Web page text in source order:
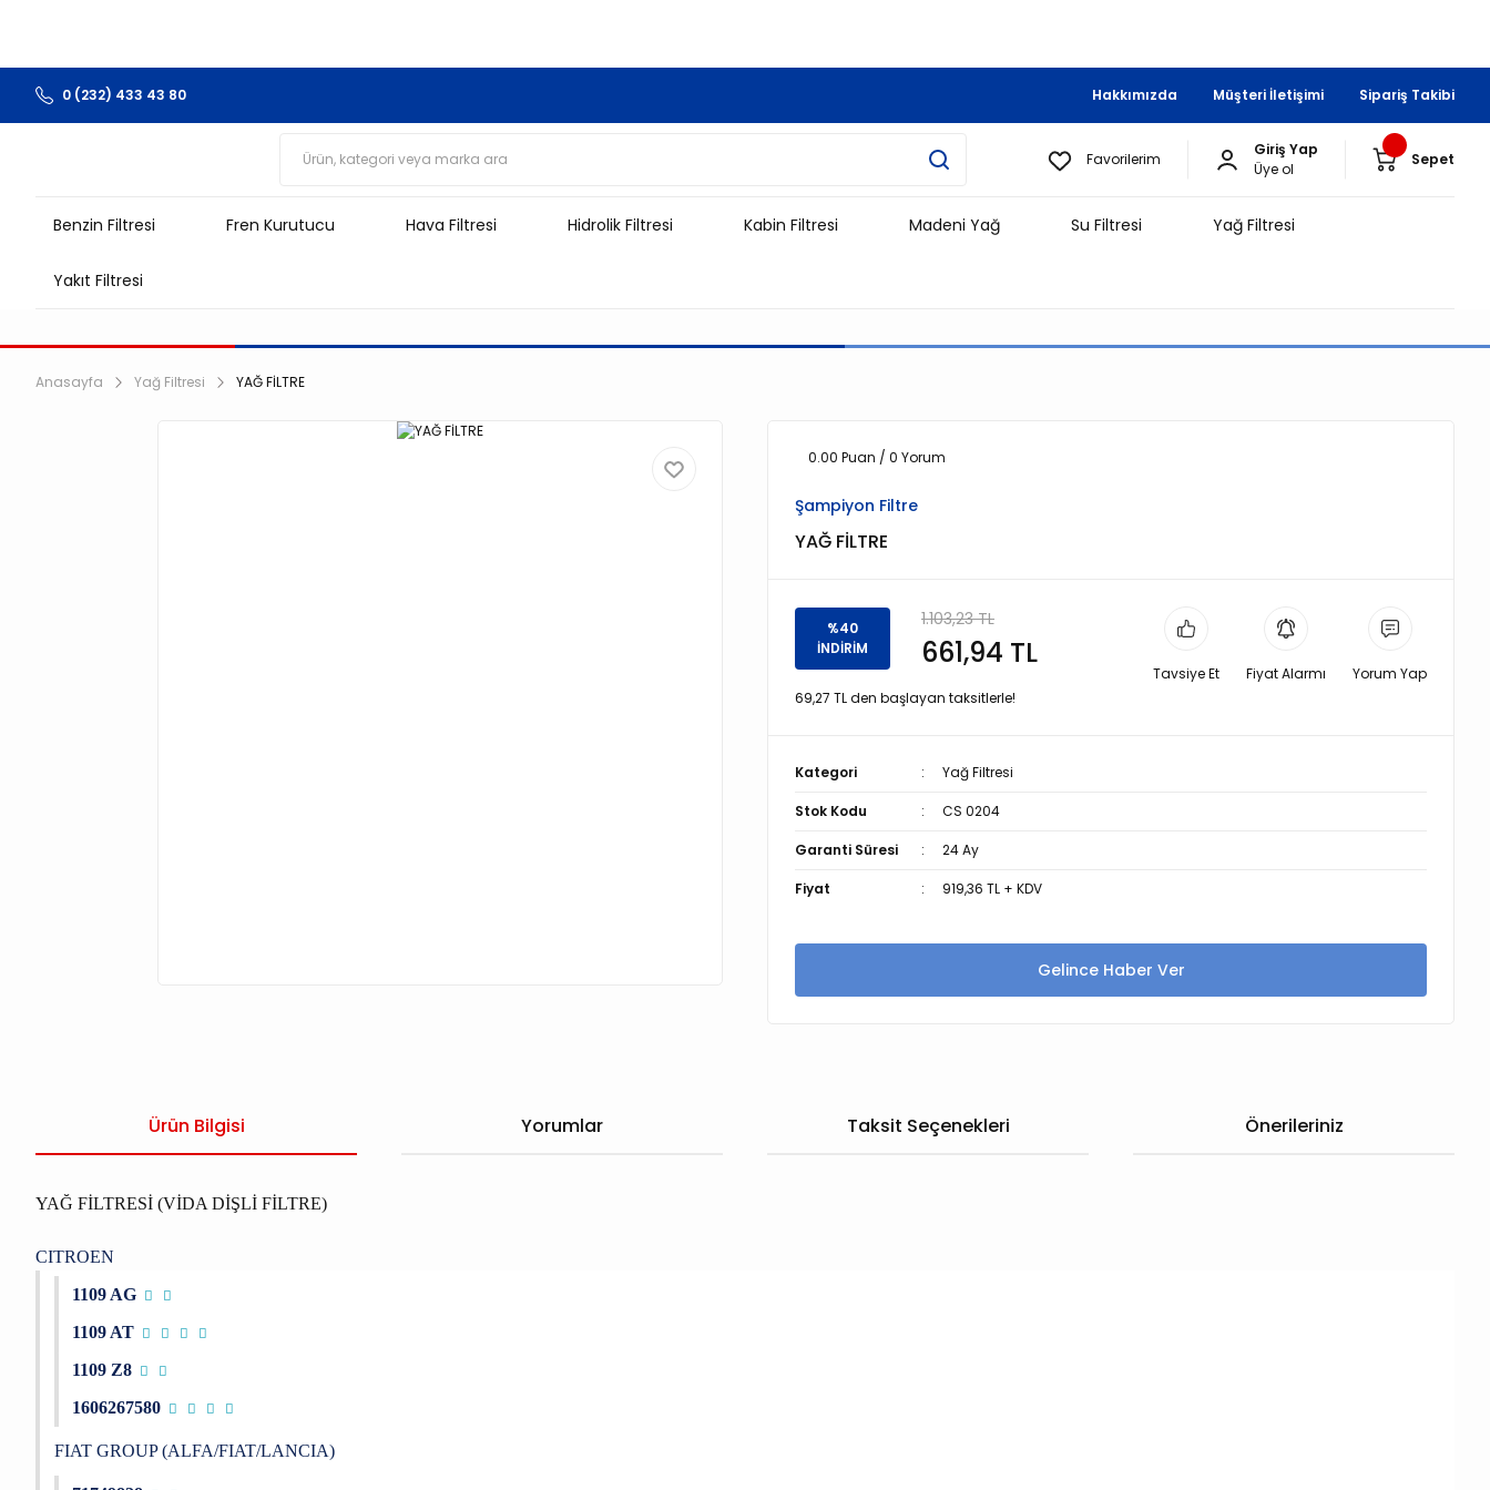
0 (232) 433 43 80 Hakkımızda Müşteri İletişimi Sipariş Takibi
Favorilerim
Giriş Yap
Üye ol
Sepet
Benzin Filtresi Fren Kurutucu Hava Filtresi Hidrolik Filtresi Kabin Filtresi Madeni Yağ Su Filtresi Yağ Filtresi
Yakıt Filtresi
Anasayfa Yağ Filtresi YAĞ FİLTRE
0.00 Puan / 0 Yorum
Şampiyon Filtre
YAĞ FİLTRE
%40
İNDİRİM
1.103,23 TL
661,94 TL
69,27 TL den başlayan taksitlerle!
Tavsiye Et Fiyat Alarmı Yorum Yap
Kategori Yağ Filtresi
Stok Kodu CS 0204
Garanti Süresi 24 Ay
Fiyat 919,36 TL + KDV
Gelince Haber Ver
Ürün Bilgisi Yorumlar Taksit Seçenekleri Önerileriniz
YAĞ FİLTRESİ (VİDA DİŞLİ FİLTRE)
CITROEN
1109 AG
1109 AT
1109 Z8
1606267580
FIAT GROUP (ALFA/FIAT/LANCIA)